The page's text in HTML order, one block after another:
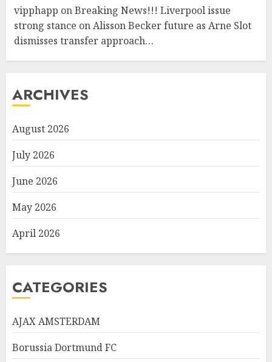
vipphapp onBreaking News!!! Liverpool issue
strong stance on Alisson Becker future as Arne Slot
dismisses transfer approach…
ARCHIVES
August 2026
July 2026
June 2026
May 2026
April 2026
CATEGORIES
AJAX AMSTERDAM
Borussia Dortmund FC